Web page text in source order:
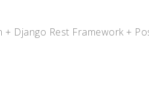
+ Django Rest Framework +